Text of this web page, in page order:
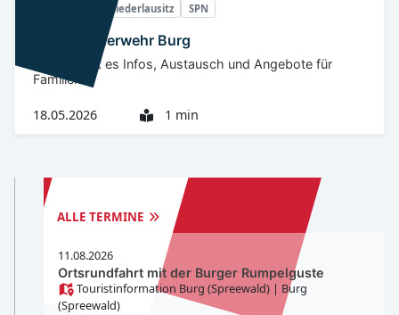
Niederlausitz SPN
Offene Feuerwehr Burg
In Burg gibt es Infos, Austausch und Angebote für
Familien.
18.05.2026 1 min
TERMINE BURG/SPREEWALD
ALLE TERMINE
11.08.2026
Ortsrundfahrt mit der Burger Rumpelguste
Touristinformation Burg (Spreewald) | Burg
(Spreewald)